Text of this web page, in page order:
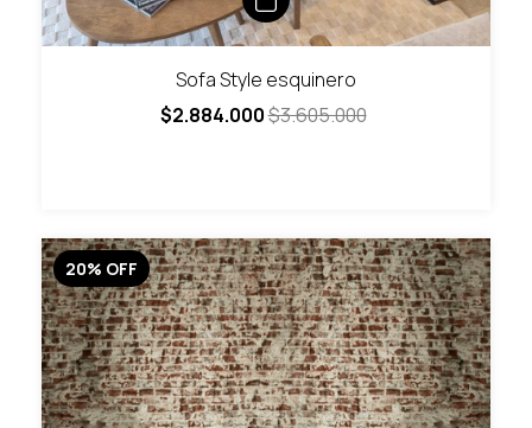
Sofa Style esquinero
$2.884.000$3.605.000
20% OFF